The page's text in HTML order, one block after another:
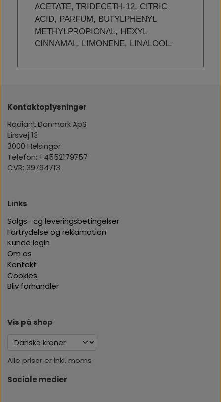
ACETATE, TRIDECETH-12, CITRIC
ACID, PARFUM, BUTYLPHENYL
METHYLPROPIONAL, HEXYL
CINNAMAL, LIMONENE, LINALOOL.
Kontaktoplysninger
Radiant Danmark ApS
Eirsvej 13
3000 Helsingør
Telefon: +4552179757
CVR: 39794713
Links
Salgs- og leveringsbetingelser
Fortrydelse og reklamation
Kunde login
Om os
Kontakt
Cookies
Bliv forhandler
Vis på shop
Alle priser er inkl. moms
Sociale medier